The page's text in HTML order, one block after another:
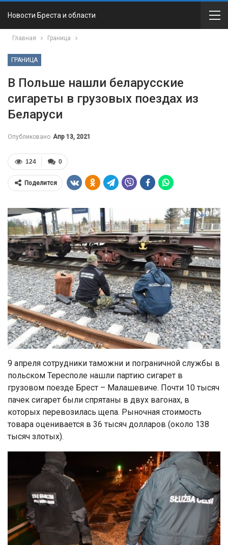
Новости Бреста и области
Главная Граница
ГРАНИЦА
В Польше нашли беларусские
сигареты в грузовых поездах из
Беларуси
Опубликовано Апр 13, 2021
0
124
Поделится
9 апреля сотрудники таможни и пограничной службы в
польском Тересполе нашли партию сигарет в
грузовом поезде Брест – Малашевиче. Почти 10 тысяч
пачек сигарет были спрятаны в двух вагонах, в
которых перевозилась щепа. Рыночная стоимость
товара оценивается в 36 тысяч долларов (около 138
тысяч злотых).